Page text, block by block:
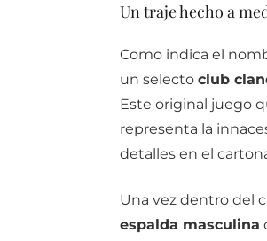
Un traje hecho a
Como indica el
un selecto club
Este original juego
representa la
detalles en el
Una vez dentro del
espalda masculina